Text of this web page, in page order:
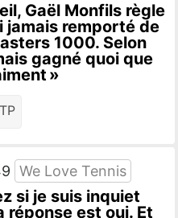
Gaël Monfils règle
jamais remporté de
1000. Selon
gagné quoi que
»
We Love Tennis
si je suis inquiet
réponse est oui. Et